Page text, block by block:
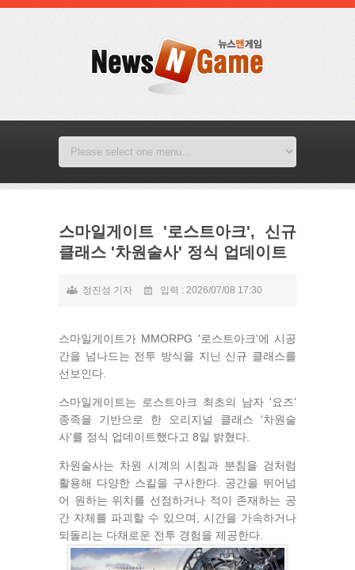
스마일게이트 '로스트아크', 신규
클래스 '차원술사' 정식 업데이트
정진성 기자 입력 : 2026/07/08 17:30
스마일게이트가 MMORPG '로스트아크'에 시공
간을 넘나드는 전투 방식을 지닌 신규 클래스를
선보인다.
스마일게이트는 로스트아크 최초의 남자 '요즈'
종족을 기반으로 한 오리지널 클래스 '차원술
사'를 정식 업데이트했다고 8일 밝혔다.
차원술사는 차원 시계의 시침과 분침을 검처럼
활용해 다양한 스킬을 구사한다. 공간을 뛰어넘
어 원하는 위치를 선점하거나 적이 존재하는 공
간 자체를 파괴할 수 있으며, 시간을 가속하거나
되돌리는 다채로운 전투 경험을 제공한다.